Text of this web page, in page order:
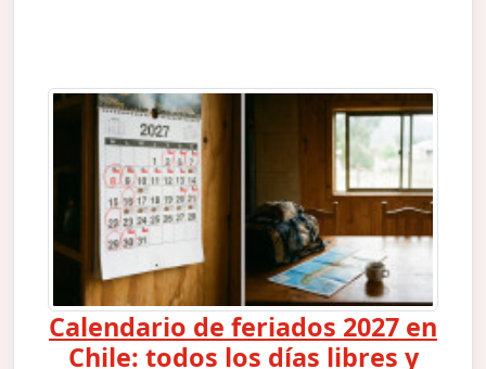
Calendario de feriados 2027 en
Chile: todos los días libres y